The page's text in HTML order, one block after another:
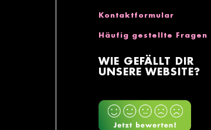
Kontaktformular
Häufig gestellte Fragen
WIE GEFÄLLT DIR
UNSERE WEBSITE?